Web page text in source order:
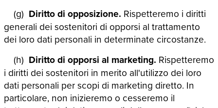
(g) Diritto di opposizione. Rispetteremo i diritti
generali dei sostenitori di opporsi al trattamento
dei loro dati personali in determinate circostanze.
(h) Diritto di opporsi al marketing. Rispetteremo
i diritti dei sostenitori in merito all'utilizzo dei loro
dati personali per scopi di marketing diretto. In
particolare, non inizieremo o cesseremo il